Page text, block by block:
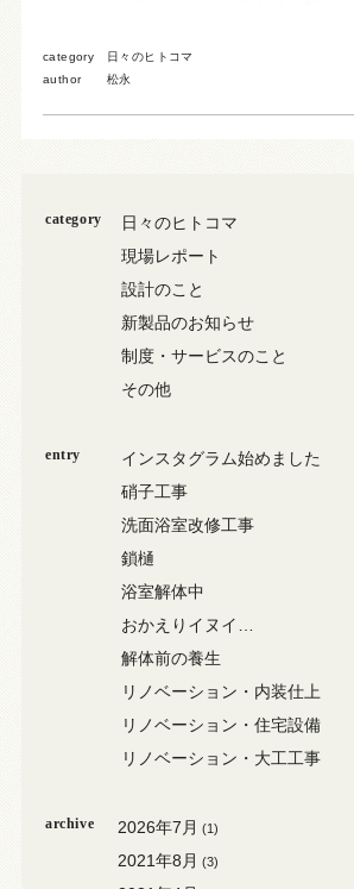
category
日々のヒトコマ
author
松永
category
日々のヒトコマ
現場レポート
設計のこと
新製品のお知らせ
制度・サービスのこと
その他
entry
インスタグラム始めました
硝子工事
洗面浴室改修工事
鎖樋
浴室解体中
おかえりイヌイ…
解体前の養生
リノベーション・内装仕上
リノベーション・住宅設備
リノベーション・大工工事
archive 2026年7月 (1)
2021年8月 (3)